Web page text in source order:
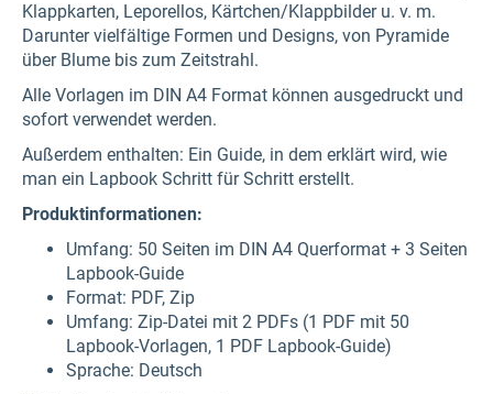
Klappkarten, Leporellos, Kärtchen/Klappbilder u. v. m.
Darunter vielfältige Formen und Designs, von Pyramide
über Blume bis zum Zeitstrahl.
Alle Vorlagen im DIN A4 Format können ausgedruckt und
sofort verwendet werden.
Außerdem enthalten: Ein Guide, in dem erklärt wird, wie
man ein Lapbook Schritt für Schritt erstellt.
Produktinformationen:
Umfang: 50 Seiten im DIN A4 Querformat + 3 Seiten
Lapbook-Guide
Format: PDF, Zip
Umfang: Zip-Datei mit 2 PDFs (1 PDF mit 50
Lapbook-Vorlagen, 1 PDF Lapbook-Guide)
Sprache: Deutsch